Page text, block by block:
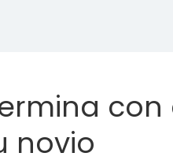
novio